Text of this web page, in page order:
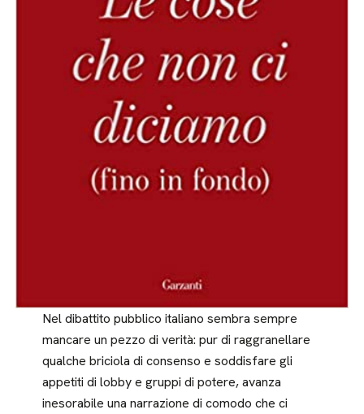
Nel dibattito pubblico italiano sem­bra sempre
mancare un pezzo di ve­rità: pur di raggranellare
qualche bri­ciola di consenso e soddisfare gli
appetiti di lobby e gruppi di pote­re, avanza
inesorabile una narrazione di comodo che ci